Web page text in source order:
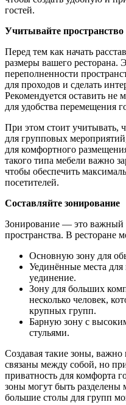
гостей.
Учитывайте
Перед тем как начать
размеры вашего ресторана.
переполненности
для проходов и сделать
Рекомендуется оставить не
для удобства перемещения
При этом стоит учитывать,
для групповых
для комфортного
такого типа мебели важно
чтобы обеспечить
посетителей.
Составляйте зонирование
Зонирование — это важный
пространства. В ресторане
Основную зону для
Уединённые места
уединение.
Зону для больших
несколько человек,
крупных групп.
Барную зону с
стульями.
Создавая такие зоны,
связаны между собой, но
приватность для комфорта
зоны могут быть разделены
большие столы для групп